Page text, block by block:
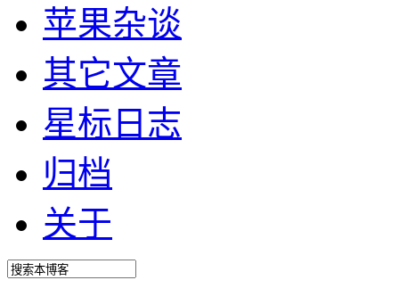
苹果杂谈
其它文章
星标日志
归档
关于